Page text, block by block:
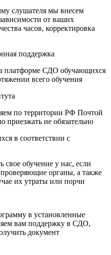
слушателя мы внесем
от ваших
часов, корректировка
поддержка
платформе СДО обучающихся
всего обучения
по территории РФ Почтой
приезжать не обязательно
в соответствии с
свое обучение у нас, если
проверяющие органы, а также
их утраты или порчи
в установленные
вам поддержку в СДО,
документ